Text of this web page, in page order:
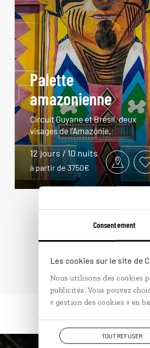
Consentement
Les cookies sur le site de
Nous utilisons des cookies
publicités. Vous pouvez
« gestion des cookies » en
TOUT REFUSER
Palette
amazonienne
Circuit Guyane et Brésil, deux
visages de l’Amazonie.
12 jours / 10 nuits
à partir de 3750€